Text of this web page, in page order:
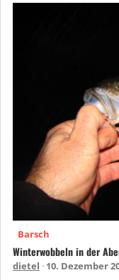
Barsch
Winterwobbeln in der
dietel 10. Dezember